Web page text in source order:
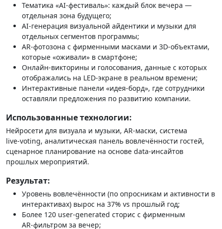
Тематика «AI‑фестиваль»: каждый блок вечера —
отдельная зона будущего;
AI‑генерация визуальной айдентики и музыки для
отдельных сегментов программы;
AR‑фотозона с фирменными масками и 3D‑объектами,
которые «оживали» в смартфоне;
Онлайн‑викторины и голосования, данные с которых
отображались на LED‑экране в реальном времени;
Интерактивные панели «идея‑борд», где сотрудники
оставляли предложения по развитию компании.
Использованные технологии:
Нейросети для визуала и музыки, AR‑маски, система
live‑voting, аналитическая панель вовлечённости гостей,
сценарное планирование на основе data‑инсайтов
прошлых мероприятий.
Результат:
Уровень вовлечённости (по опросникам и активности в
интерактивах) вырос на 37% vs прошлый год;
Более 120 user‑generated сторис с фирменным
AR‑фильтром за вечер;